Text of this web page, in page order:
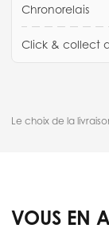
Chronorelais
Click & collect
Le choix de la
VOUS EN